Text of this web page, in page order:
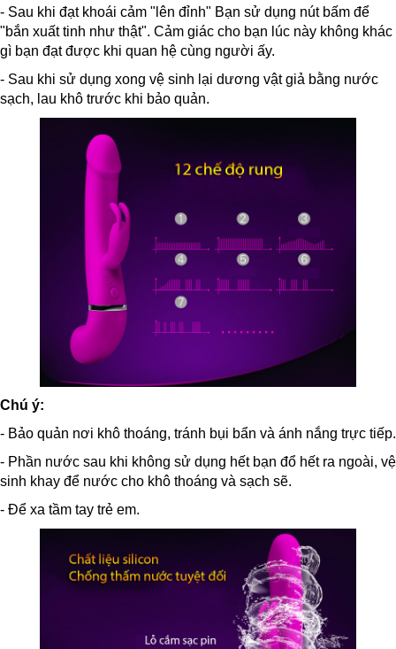
- Sau khi đạt khoái cảm "lên đỉnh" Bạn sử dụng nút bấm để
"bắn xuất tinh như thật". Cảm giác cho bạn lúc này không khác
gì bạn đạt được khi quan hệ cùng người ấy.
- Sau khi sử dụng xong vệ sinh lại dương vật giả bằng nước
sạch, lau khô trước khi bảo quản.
Chú ý:
- Bảo quản nơi khô thoáng, tránh bụi bẩn và ánh nắng trực tiếp.
- Phần nước sau khi không sử dụng hết bạn đổ hết ra ngoài, vệ
sinh khay để nước cho khô thoáng và sạch sẽ.
- Để xa tầm tay trẻ em.